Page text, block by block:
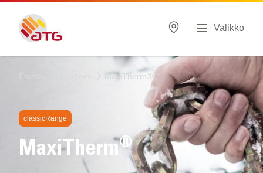
Valikko
MaxiTherm®
classicRange
MaxiTherm®